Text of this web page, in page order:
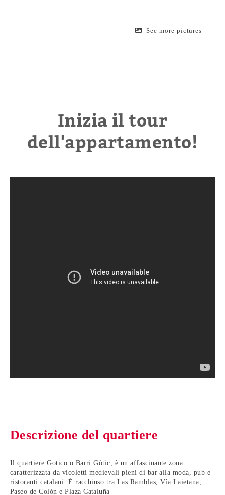
See more pictures
Inizia il tour
dell'appartamento!
Descrizione del quartiere
Il quartiere Gotico o Barri Gòtic, è un affascinante zona
caratterizzata da vicoletti medievali pieni di bar alla moda, pub e
ristoranti catalani. È racchiuso tra Las Ramblas, Vía Laietana,
Paseo de Colón e Plaza Cataluña